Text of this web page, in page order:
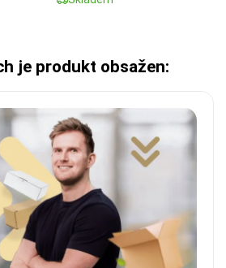
je produkt obsažen: